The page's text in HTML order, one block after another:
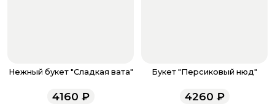
Нежный букет "Сладкая вата"
4160 ₽
Букет "Персиковый нюд"
4260 ₽